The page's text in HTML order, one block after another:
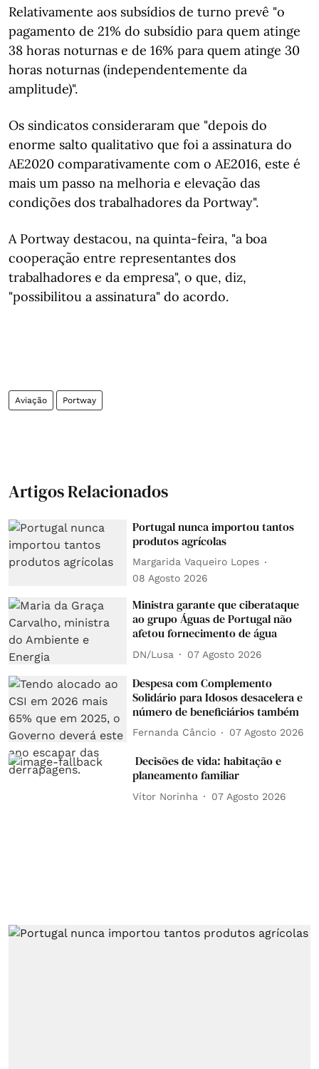
Relativamente aos subsídios de turno prevê "o
pagamento de 21% do subsídio para quem atinge
38 horas noturnas e de 16% para quem atinge 30
horas noturnas (independentemente da
amplitude)".
Os sindicatos consideraram que "depois do
enorme salto qualitativo que foi a assinatura do
AE2020 comparativamente com o AE2016, este é
mais um passo na melhoria e elevação das
condições dos trabalhadores da Portway".
A Portway destacou, na quinta-feira, "a boa
cooperação entre representantes dos
trabalhadores e da empresa", o que, diz,
"possibilitou a assinatura" do acordo.
Aviação Portway
Artigos Relacionados
Portugal nunca importou tantos
produtos agrícolas
Margarida Vaqueiro Lopes
08 Agosto 2026
Ministra garante que ciberataque
ao grupo Águas de Portugal não
afetou fornecimento de água
DN/Lusa 07 Agosto 2026
Despesa com Complemento
Solidário para Idosos desacelera e
número de beneficiários também
Fernanda Câncio 07 Agosto 2026
Decisões de vida: habitação e
planeamento familiar
Vítor Norinha 07 Agosto 2026